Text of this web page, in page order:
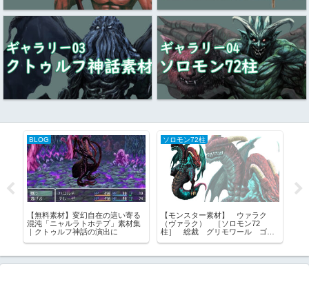
BLOG
【無料素材】変幻自在の這い寄る
混沌「ニャルラトホテプ」素材集
｜クトゥルフ神話の演出に
ソロモン72柱
【モンスター素材】 ウァラク
（ヴァラク） ［ソロモン72
柱］ 総裁 グリモワール ゴエ